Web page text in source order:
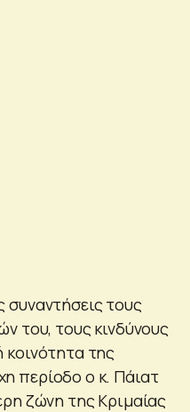
συναντήσεις τους
του, τους κινδύνους
κοινότητα της
περίοδο ο κ. Πάιατ
ζώνη της Κριμαίας